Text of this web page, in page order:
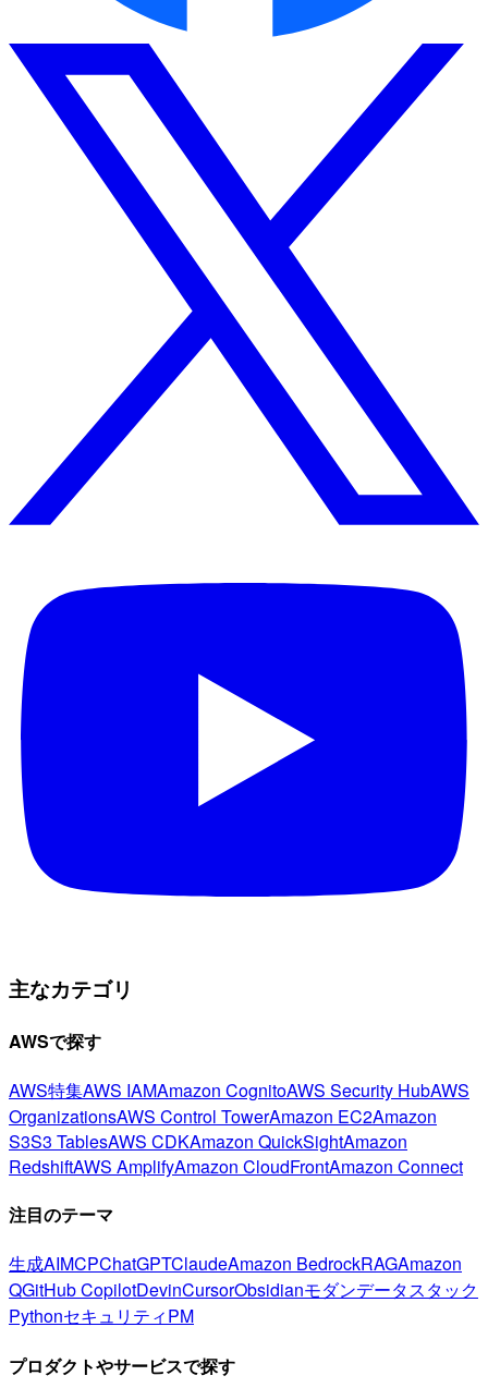
主なカテゴリ
AWSで探す
AWS特集AWS IAMAmazon CognitoAWS Security HubAWS
OrganizationsAWS Control TowerAmazon EC2Amazon
S3S3 TablesAWS CDKAmazon QuickSightAmazon
RedshiftAWS AmplifyAmazon CloudFrontAmazon Connect
注目のテーマ
生成AIMCPChatGPTClaudeAmazon BedrockRAGAmazon
QGitHub CopilotDevinCursorObsidianモダンデータスタック
PythonセキュリティPM
プロダクトやサービスで探す